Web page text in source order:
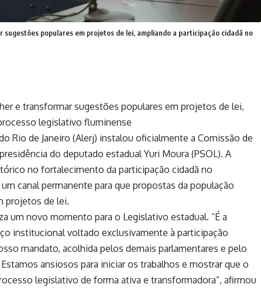
populares em projetos de lei, ampliando a participação cidadã no
e transformar sugestões populares em projetos de lei,
legislativo fluminense
Rio de Janeiro (Alerj) instalou oficialmente a Comissão de
do deputado estadual Yuri Moura (PSOL). A
no fortalecimento da participação cidadã no
canal permanente para que propostas da população
projetos de lei.
um novo momento para o Legislativo estadual. “É a
institucional voltado exclusivamente à participação
mandato, acolhida pelos demais parlamentares e pelo
ansiosos para iniciar os trabalhos e mostrar que o
legislativo de forma ativa e transformadora”, afirmou